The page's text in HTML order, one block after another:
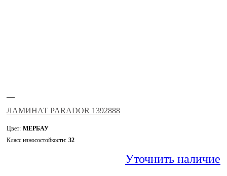
—
ЛАМИНАТ PARADOR 1392888
Цвет: МЕРБАУ
Класс износостойкости: 32
Уточнить наличие